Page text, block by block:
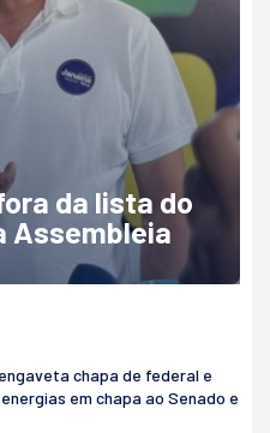
da lista do
Assembleia
engaveta chapa de federal e
em chapa ao Senado e